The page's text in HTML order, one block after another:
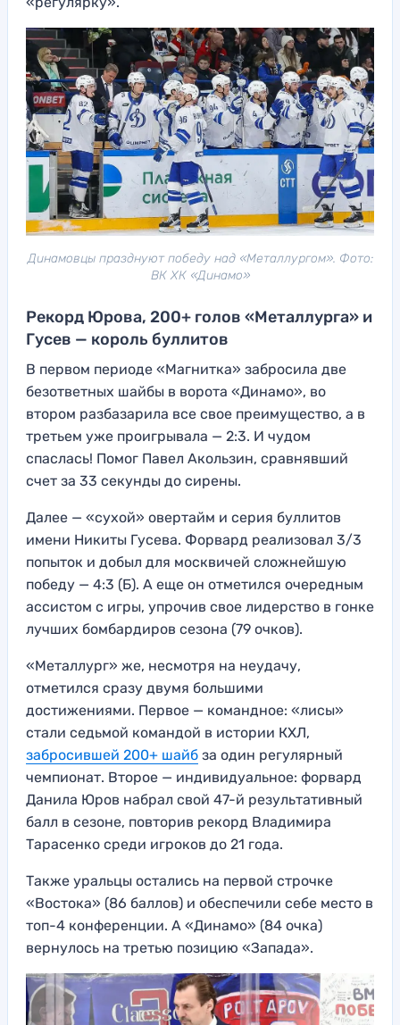
Динамовцы празднуют победу над «Металлургом». Фото:
ВК ХК «Динамо»
Рекорд Юрова, 200+ голов «Металлурга» и
Гусев — король буллитов
В первом периоде «Магнитка» забросила две
безответных шайбы в ворота «Динамо», во
втором разбазарила все свое преимущество, а в
третьем уже проигрывала — 2:3. И чудом
спаслась! Помог Павел Акользин, сравнявший
счет за 33 секунды до сирены.
Далее — «сухой» овертайм и серия буллитов
имени Никиты Гусева. Форвард реализовал 3/3
попыток и добыл для москвичей сложнейшую
победу — 4:3 (Б). А еще он отметился очередным
ассистом с игры, упрочив свое лидерство в гонке
лучших бомбардиров сезона (79 очков).
«Металлург» же, несмотря на неудачу,
отметился сразу двумя большими
достижениями. Первое — командное: «лисы»
стали седьмой командой в истории КХЛ,
забросившей 200+ шайб за один регулярный
чемпионат. Второе — индивидуальное: форвард
Данила Юров набрал свой 47-й результативный
балл в сезоне, повторив рекорд Владимира
Тарасенко среди игроков до 21 года.
Также уральцы остались на первой строчке
«Востока» (86 баллов) и обеспечили себе место в
топ-4 конференции. А «Динамо» (84 очка)
вернулось на третью позицию «Запада».